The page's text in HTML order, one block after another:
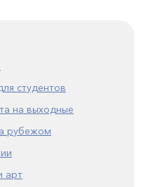
студентов
на выходные
рубежом
арт